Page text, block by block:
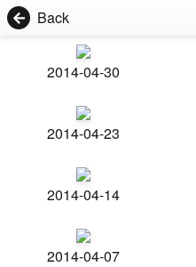
Back
2014-04-30
2014-04-23
2014-04-14
2014-04-07